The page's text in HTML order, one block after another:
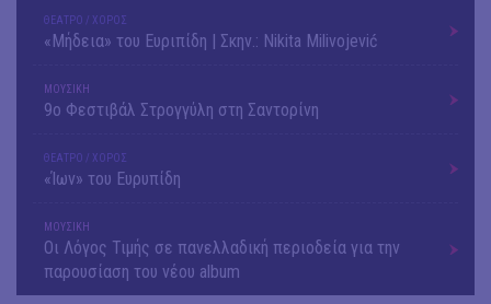
ΘΕΑΤΡΟ / ΧΟΡΟΣ
«Μήδεια» του Ευριπίδη | Σκην.: Nikita Milivojević
ΜΟΥΣΙΚΗ
9o Φεστιβάλ Στρογγύλη στη Σαντορίνη
ΘΕΑΤΡΟ / ΧΟΡΟΣ
«Ίων» του Ευρυπίδη
ΜΟΥΣΙΚΗ
Οι Λόγος Τιμής σε πανελλαδική περιοδεία για την
παρουσίαση του νέου album